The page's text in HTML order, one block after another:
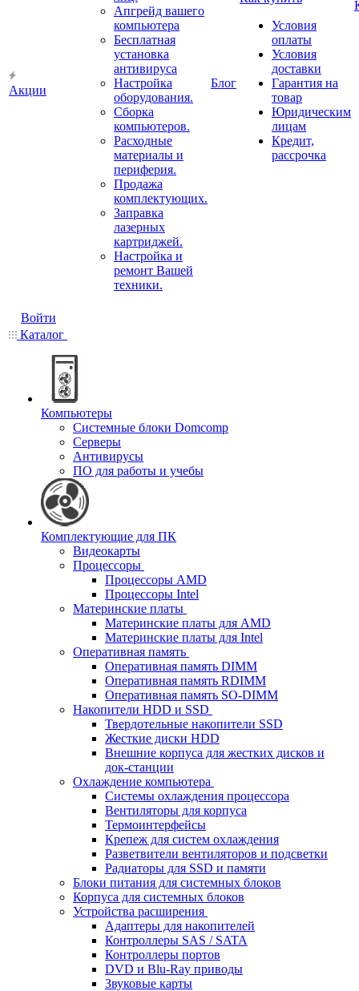
Акции
Апгрейд вашего
компьютера
Бесплатная
установка
антивируса
Настройка
оборудования.
Сборка
компьютеров.
Расходные
материалы и
периферия.
Продажа
комплектующих.
Заправка
лазерных
картриджей.
Настройка и
ремонт Вашей
техники.
Блог
Условия
оплаты
Условия
доставки
Гарантия на
товар
Юридическим
лицам
Кредит,
рассрочка
Войти
Каталог
Компьютеры
Системные блоки Domcomp
Серверы
Антивирусы
ПО для работы и учебы
Комплектующие для ПК
Видеокарты
Процессоры
Процессоры AMD
Процессоры Intel
Материнские платы
Материнские платы для AMD
Материнские платы для Intel
Оперативная память
Оперативная память DIMM
Оперативная память RDIMM
Оперативная память SO-DIMM
Накопители HDD и SSD
Твердотельные накопители SSD
Жесткие диски HDD
Внешние корпуса для жестких дисков и
док-станции
Охлаждение компьютера
Системы охлаждения процессора
Вентиляторы для корпуса
Термоинтерфейсы
Крепеж для систем охлаждения
Разветвители вентиляторов и подсветки
Радиаторы для SSD и памяти
Блоки питания для системных блоков
Корпуса для системных блоков
Устройства расширения
Адаптеры для накопителей
Контроллеры SAS / SATA
Контроллеры портов
DVD и Blu-Ray приводы
Звуковые карты